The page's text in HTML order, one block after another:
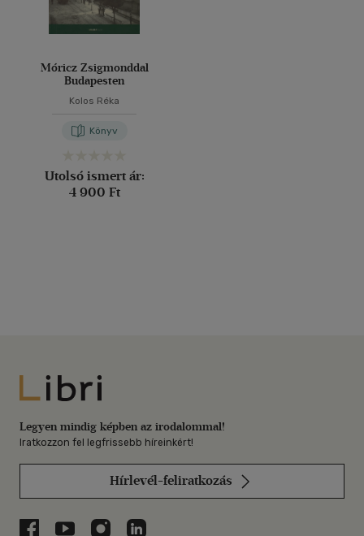
Móricz Zsigmonddal
Budapesten
Kolos Réka
Könyv
Utolsó ismert ár:
4 900 Ft
Libri
Legyen mindig képben az irodalommal!
Iratkozzon fel legfrissebb híreinkért!
Hírlevél-feliratkozás
Libri a Facebookon
Libri a Youtube-on
Libri az Instagramon
Libri a LinkedInen